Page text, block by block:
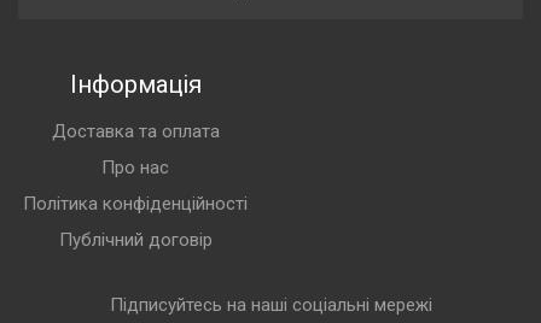
Інформація
Доставка та оплата
Про нас
Політика конфіденційності
Публічний договір
Підписуйтесь на наші соціальні мережі